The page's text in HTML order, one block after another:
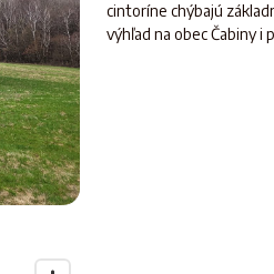
cintoríne chýbajú
výhľad na obec Čabiny i